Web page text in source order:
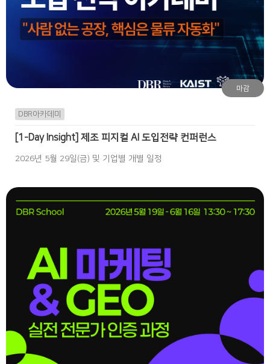
마감
DBR아카데미
[1-Day Insight] 제조 피지컬 AI 도입전략 컨퍼런스
2026년 5월 29일(금) 및 기업별 개별 일정